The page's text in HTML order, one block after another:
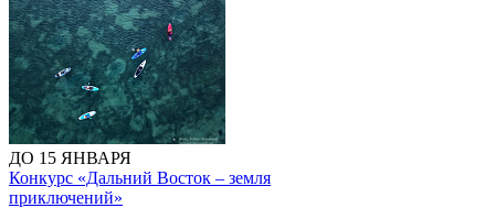
ДО 15 ЯНВАРЯ
Конкурс «Дальний Восток – земля
приключений»